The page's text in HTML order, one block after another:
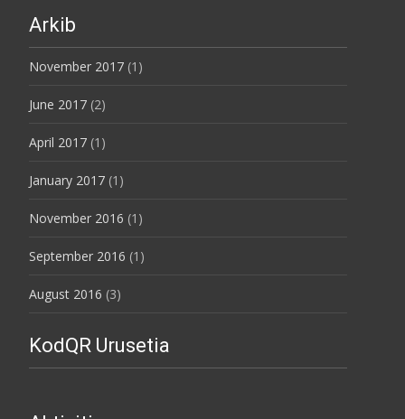
Arkib
November 2017 (1)
June 2017 (2)
April 2017 (1)
January 2017 (1)
November 2016 (1)
September 2016 (1)
August 2016 (3)
KodQR Urusetia